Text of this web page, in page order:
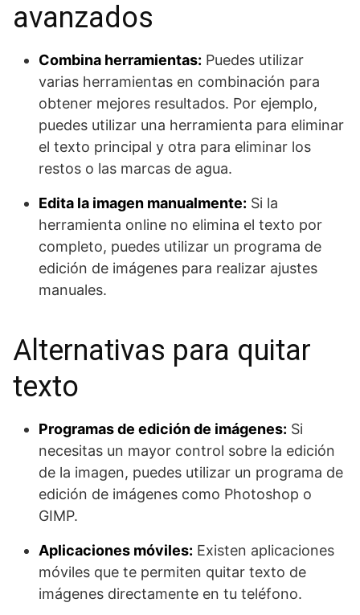
avanzados
Combina herramientas: Puedes utilizar
varias herramientas en combinación para
obtener mejores resultados. Por ejemplo,
puedes utilizar una herramienta para eliminar
el texto principal y otra para eliminar los
restos o las marcas de agua.
Edita la imagen manualmente: Si la
herramienta online no elimina el texto por
completo, puedes utilizar un programa de
edición de imágenes para realizar ajustes
manuales.
Alternativas para quitar
texto
Programas de edición de imágenes: Si
necesitas un mayor control sobre la edición
de la imagen, puedes utilizar un programa de
edición de imágenes como Photoshop o
GIMP.
Aplicaciones móviles: Existen aplicaciones
móviles que te permiten quitar texto de
imágenes directamente en tu teléfono.